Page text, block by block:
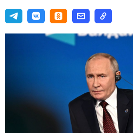
ОПК
Эксперты
+7 495 727-01-67
Электронные почты редакции:
Информационный отдел